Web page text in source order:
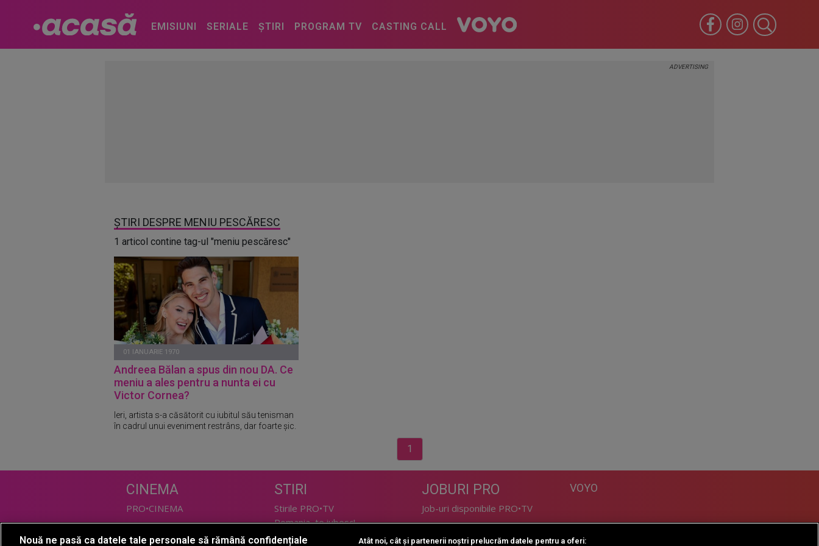
EMISIUNI SERIALE ȘTIRI PROGRAM TV CASTING CALL
ȘTIRI DESPRE MENIU PESCĂRESC
1 articol contine tag-ul "meniu pescăresc"
01 IANUARIE 1970
Andreea Bălan a spus din nou DA. Ce
meniu a ales pentru a nunta ei cu
Victor Cornea?
Ieri, artista s-a căsătorit cu iubitul său tenisman
în cadrul unui eveniment restrâns, dar foarte șic.
1
CINEMA
PRO•CINEMA
STIRI
Stirile PRO•TV
Romania, te iubesc!
JOBURI PRO
Job-uri disponibile PRO•TV
VOYO
Nouă ne pasă ca datele tale personale să rămână confidențiale Atât noi, cât și partenerii noștri prelucrăm datele pentru a oferi: